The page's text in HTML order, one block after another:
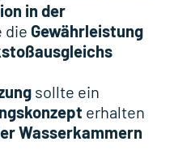
in der
die Gewährleistung
sollte ein
erhalten
Wasserkammern